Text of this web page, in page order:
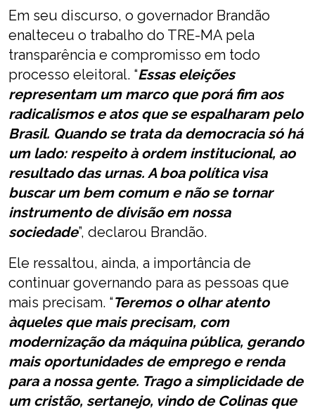
Em seu discurso, o governador Brandão
enalteceu o trabalho do TRE-MA pela
transparência e compromisso em todo
processo eleitoral. “Essas eleições
representam um marco que porá fim aos
radicalismos e atos que se espalharam pelo
Brasil. Quando se trata da democracia só há
um lado: respeito à ordem institucional, ao
resultado das urnas. A boa política visa
buscar um bem comum e não se tornar
instrumento de divisão em nossa
sociedade”, declarou Brandão.
Ele ressaltou, ainda, a importância de
continuar governando para as pessoas que
mais precisam. “Teremos o olhar atento
àqueles que mais precisam, com
modernização da máquina pública, gerando
mais oportunidades de emprego e renda
para a nossa gente. Trago a simplicidade de
um cristão, sertanejo, vindo de Colinas que